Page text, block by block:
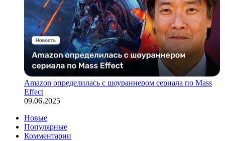
Amazon определилась с шоураннером сериала по Mass
Effect
09.06.2025
Новые
Популярные
Комментарии